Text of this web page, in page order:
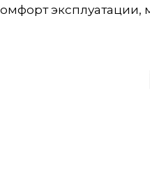
эксплуатации,